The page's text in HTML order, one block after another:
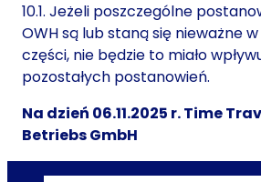
10.1. Jeżeli poszczególne
OWH są lub staną się nieważne
części, nie będzie to miało
pozostałych postanowień.
Na dzień 06.11.2025 r. Time
Betriebs GmbH